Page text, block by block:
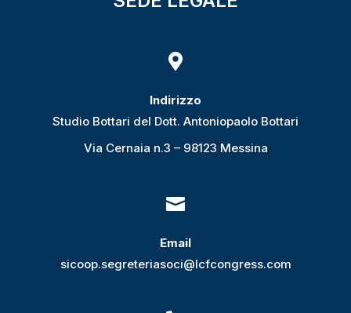

Indirizzo
Studio Bottari del Dott. Antoniopaolo Bottari
Via Cernaia n.3 – 98123 Messina

Email
sicoop.segreteriasoci@lcfcongress.com